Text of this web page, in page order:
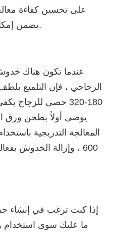
على تحسين كفاءة
يضمن إمكانية تقديم كل التفاصيل تمامًا.
عندما تكون هناك
الزجاجي ، فإن التلميع
180-320 حصى
600 ، وإزالة الخدوش
إذا كنت ترغب في إنشاء
ما عليك سوى استخدام